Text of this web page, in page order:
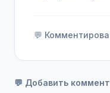
💬
💬 Добавить